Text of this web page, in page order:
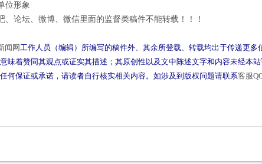
形象
论坛、微博、微信里面的监督类稿件不能转载！！！
闻网工作人员（编辑）所编写的稿件外、其余所登载、转载均出于传递更
味着赞同其观点或证实其描述；其原创性以及文中陈述文字和内容未经本
何保证或承诺，请读者自行核实相关内容。如涉及到版权问题请联系客服